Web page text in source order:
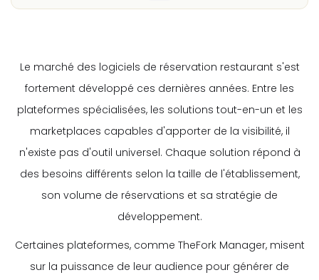
Le marché des logiciels de réservation restaurant s'est
fortement développé ces dernières années. Entre les
plateformes spécialisées, les solutions tout-en-un et les
marketplaces capables d'apporter de la visibilité, il
n'existe pas d'outil universel. Chaque solution répond à
des besoins différents selon la taille de l'établissement,
son volume de réservations et sa stratégie de
développement.
Certaines plateformes, comme TheFork Manager, misent
sur la puissance de leur audience pour générer de